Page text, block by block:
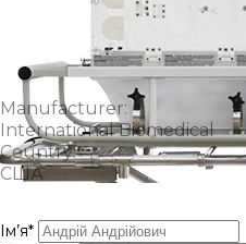
185А+
Manufacturer:
International Biomedical
Country:
США
Ім’я*